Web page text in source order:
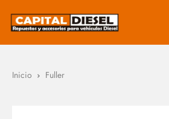
Inicio Fuller